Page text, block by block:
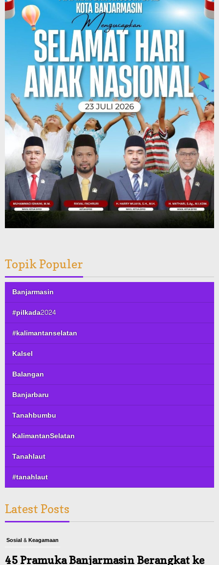
Topik Populer
Banjarmasin
#pilkada2024
#kalimantanselatan
Kalsel
Balangan
Banjarbaru
Tanahbumbu
KalimantanSelatan
Tanahlaut
#tanahlaut
Latest Posts
Sosial & Keagamaan
45 Pramuka Banjarmasin Berangkat ke